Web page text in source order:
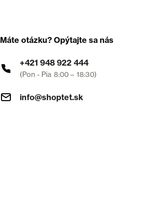
Máte otázku? Opýtajte sa nás
+421 948 922 444
(Pon - Pia 8:00 – 18:30)
info@shoptet.sk